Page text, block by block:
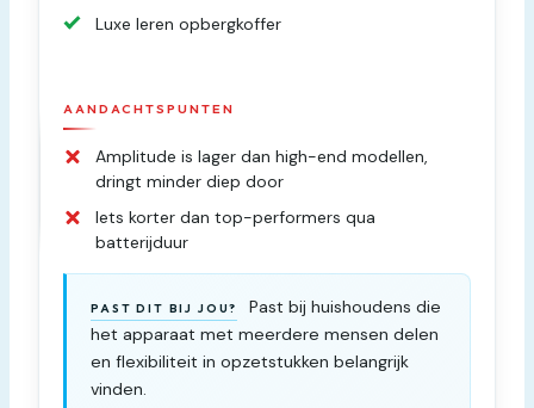
Luxe leren opbergkoffer
AANDACHTSPUNTEN
Amplitude is lager dan high-end modellen,
dringt minder diep door
Iets korter dan top-performers qua
batterijduur
PAST DIT BIJ JOU?
Past bij huishoudens die
het apparaat met meerdere mensen delen
en flexibiliteit in opzetstukken belangrijk
vinden.